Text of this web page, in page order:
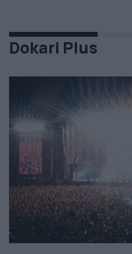
εκπρόσωποι της […]
Dokari Plus